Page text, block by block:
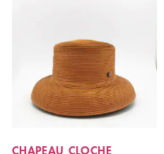
CHAPEAU CLOCHE